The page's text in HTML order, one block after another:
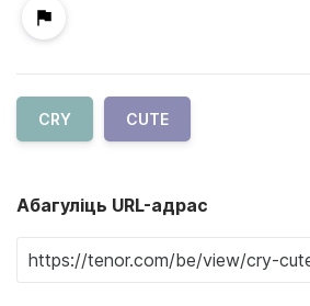
CRY CUTE
Абагуліць URL-адрас